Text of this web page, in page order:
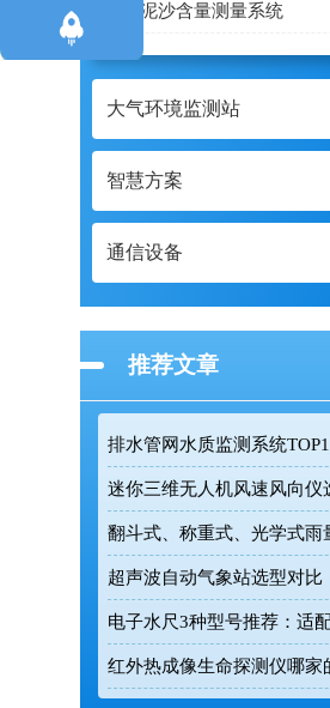
泥沙含量测量系统
大气环境监测站
智慧方案
通信设备
推荐文章